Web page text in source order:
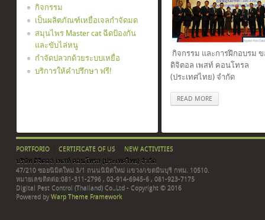
กิจกรรม
เป็นผลิตภัณฑ์เหยื่อเจลกำจัดมด
สมุนไพร Master cat ฉีดป้องกัน
และขับไล่หนู
กำจัดปลวกด้วยระบบเหยื่อ
บริการให้คำปรึกษา ฟรี!
กิจกรรม และการฝึกอบรม
ดิจิตอล เพสท์ คอนโทรล
(ประเทศไทย) จำกัด
READ MORE
PORTFORIO CERTIFICATE OF US
NEW ACTIVITIES
บริษัท ดิจิตอล เพสท์ คอนโทรล (ประเทศไทย) จำกัด
47/210 ซอยนิมิตใหม่ 3/1 ถนนนิมิตใหม่ แขวง/เขตมีนบุรี กทม. 10510.
หมายเลขติดต่อ:081-311-2796 , 02-914-6945-6 , 081-923-7175
Digital Pest Control (Thailand) Co.,Ltd - Copyright © 2016
Powered by Warp Theme Framework